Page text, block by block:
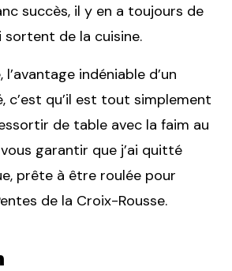
succès, il y en a toujours de
de la cuisine.
l’avantage indéniable d’un
c’est qu’il est tout simplement
de table avec la faim au
garantir que j’ai quitté
prête à être roulée pour
de la Croix-Rousse.